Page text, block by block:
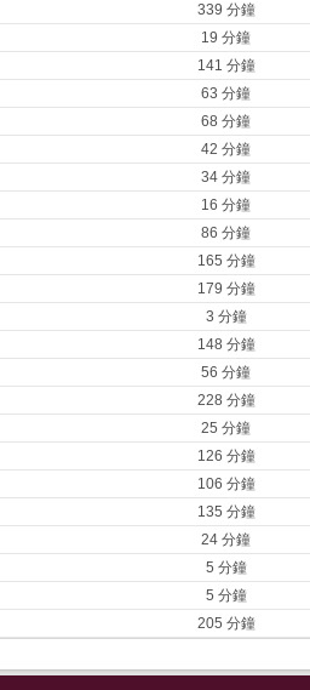
339 分鐘
19 分鐘
141 分鐘
63 分鐘
68 分鐘
42 分鐘
34 分鐘
16 分鐘
86 分鐘
165 分鐘
179 分鐘
3 分鐘
148 分鐘
56 分鐘
228 分鐘
25 分鐘
126 分鐘
106 分鐘
135 分鐘
24 分鐘
5 分鐘
5 分鐘
205 分鐘